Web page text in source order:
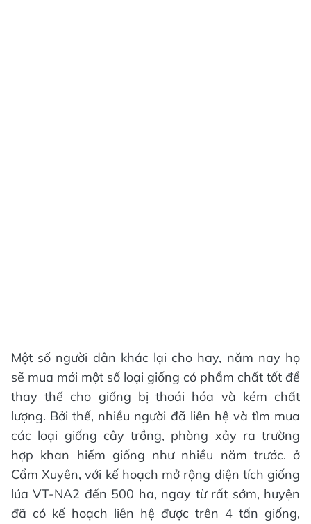
Một số người dân khác lại cho hay, năm nay họ
sẽ mua mới một số loại giống có phẩm chất tốt để
thay thế cho giống bị thoái hóa và kém chất
lượng. Bởi thế, nhiều người đã liên hệ và tìm mua
các loại giống cây trồng, phòng xảy ra trường
hợp khan hiếm giống như nhiều năm trước. ở
Cẩm Xuyên, với kế hoạch mở rộng diện tích giống
lúa VT-NA2 đến 500 ha, ngay từ rất sớm, huyện
đã có kế hoạch liên hệ được trên 4 tấn giống,